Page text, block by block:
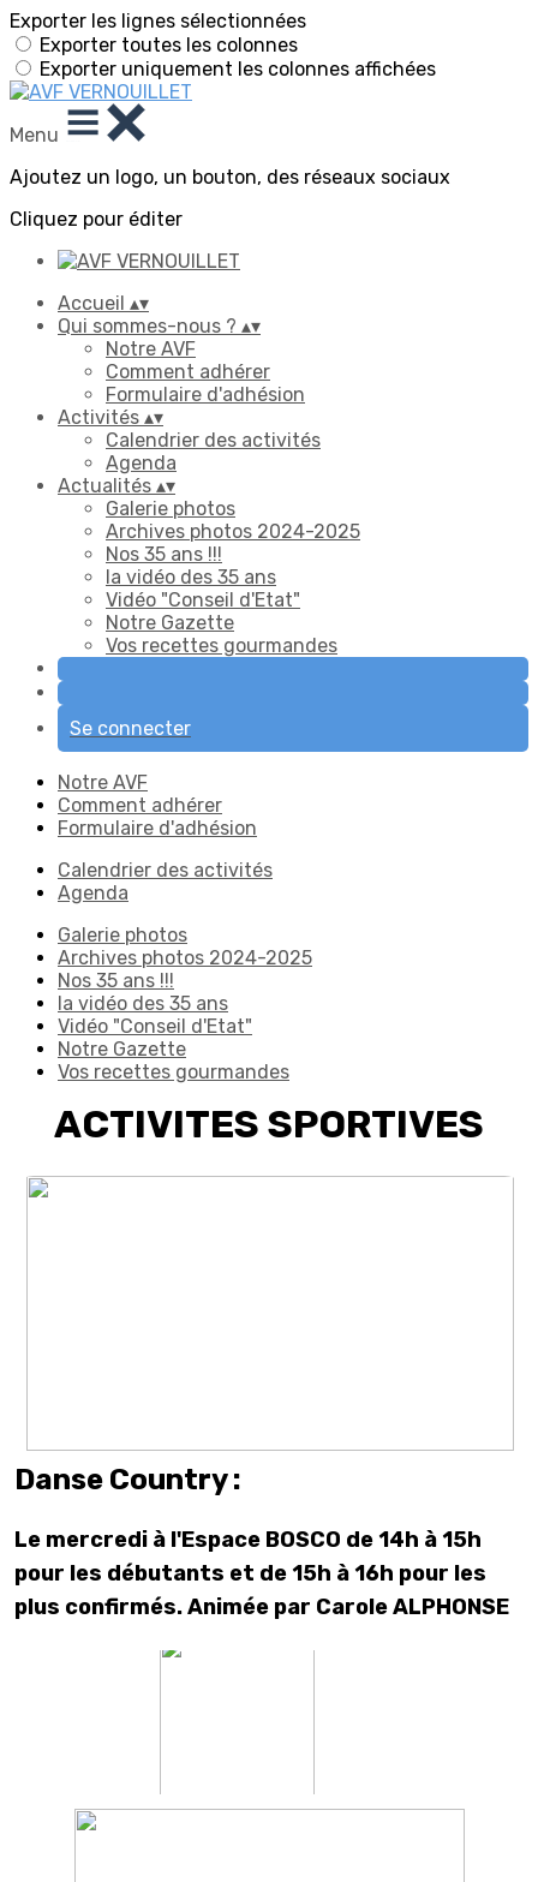
Exporter les lignes sélectionnées
Exporter toutes les colonnes
Exporter uniquement les colonnes affichées
Menu
Ajoutez un logo, un bouton, des réseaux sociaux
Cliquez pour éditer
Accueil ▴▾
Qui sommes-nous ? ▴▾
Notre AVF
Comment adhérer
Formulaire d'adhésion
Activités ▴▾
Calendrier des activités
Agenda
Actualités ▴▾
Galerie photos
Archives photos 2024-2025
Nos 35 ans !!!
la vidéo des 35 ans
Vidéo "Conseil d'Etat"
Notre Gazette
Vos recettes gourmandes
Se connecter
Notre AVF
Comment adhérer
Formulaire d'adhésion
Calendrier des activités
Agenda
Galerie photos
Archives photos 2024-2025
Nos 35 ans !!!
la vidéo des 35 ans
Vidéo "Conseil d'Etat"
Notre Gazette
Vos recettes gourmandes
ACTIVITES SPORTIVES
Danse Country :
Le mercredi à l'Espace BOSCO de 14h à 15h
pour les débutants et de 15h à 16h pour les
plus confirmés. Animée par Carole ALPHONSE